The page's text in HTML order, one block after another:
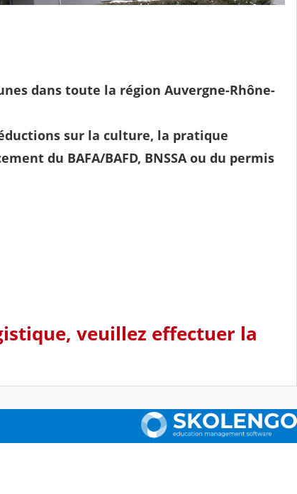
dans toute la région Auvergne-Rhône-
sur la culture, la pratique
du BAFA/BAFD, BNSSA ou du permis
veuillez effectuer la